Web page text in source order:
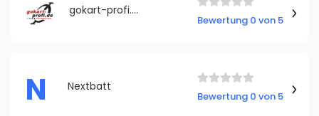
gokart-profi.de
Bewertung 0 von 5
N Nextbatt
Bewertung 0 von 5